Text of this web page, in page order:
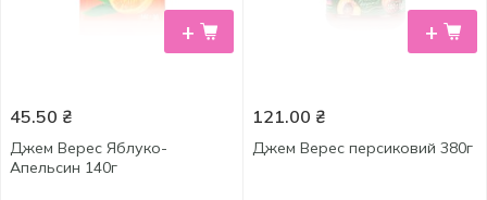
+
45.50 ₴
Джем Верес Яблуко-
Апельсин 140г
+
121.00 ₴
Джем Верес персиковий 380г